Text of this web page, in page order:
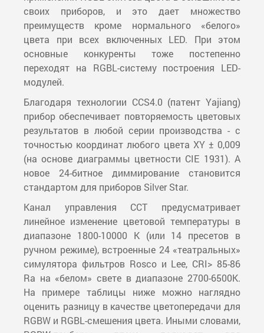
своих приборов, и это дает множество
преимуществ кроме нормального «белого»
цвета при всех включенных LED. При этом
основные конкуренты тоже постепенно
переходят на RGBL-систему построения LED-
модулей.
Благодаря технологии CCS4.0 (патент Yajiang)
прибор обеспечивает повторяемость цветовых
результатов в любой серии производства - с
точностью координат любого цвета XY ± 0,009
(на основе диаграммы цветности CIE 1931). А
новое 24-битное диммирование становится
стандартом для приборов Silver Star.
Канал управления CCT предусматривает
линейное изменение цветовой температуры в
диапазоне 1800-10000 К (или 14 пресетов в
ручном режиме), встроенные 24 «театральных»
симулятора фильтров Rosco и Lee, CRI> 85-86
Ra на «белом» свете в диапазоне 2700-6500К.
На примере таблицы ниже можно наглядно
оценить разницу в качестве цветопередачи для
RGBW и RGBL-смешения цвета. Иными словами,